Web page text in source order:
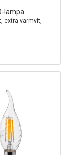
lampa
extra varmvit,